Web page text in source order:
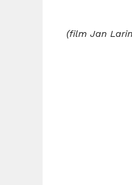
(film Jan